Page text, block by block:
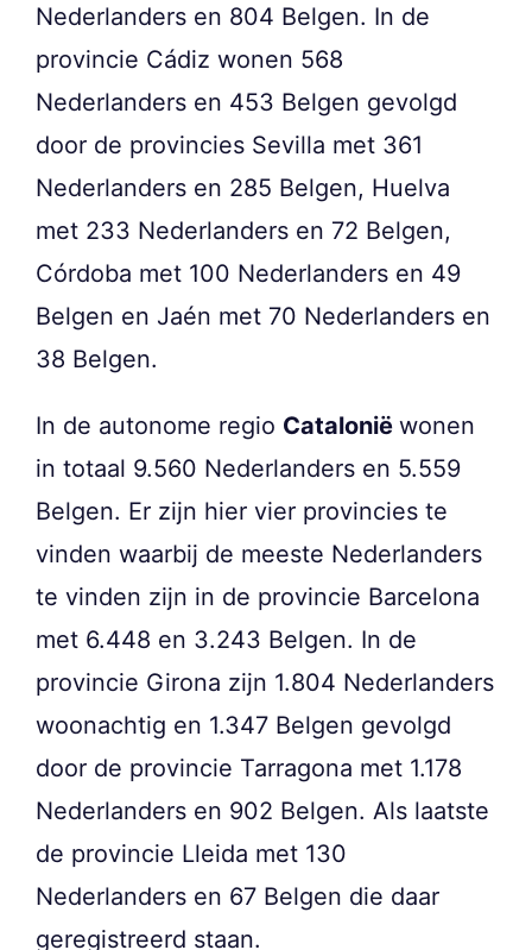
Nederlanders en 804 Belgen. In de
provincie Cádiz wonen 568
Nederlanders en 453 Belgen gevolgd
door de provincies Sevilla met 361
Nederlanders en 285 Belgen, Huelva
met 233 Nederlanders en 72 Belgen,
Córdoba met 100 Nederlanders en 49
Belgen en Jaén met 70 Nederlanders en
38 Belgen.
In de autonome regio Catalonië wonen
in totaal 9.560 Nederlanders en 5.559
Belgen. Er zijn hier vier provincies te
vinden waarbij de meeste Nederlanders
te vinden zijn in de provincie Barcelona
met 6.448 en 3.243 Belgen. In de
provincie Girona zijn 1.804 Nederlanders
woonachtig en 1.347 Belgen gevolgd
door de provincie Tarragona met 1.178
Nederlanders en 902 Belgen. Als laatste
de provincie Lleida met 130
Nederlanders en 67 Belgen die daar
geregistreerd staan.